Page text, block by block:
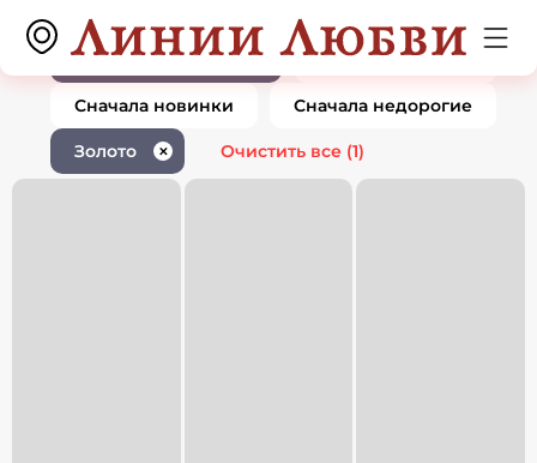
Ювелирные изделия золото0 товаров
1
По популярности Сначала дорогие
Сначала новинки Сначала недорогие
Золото ✕ Очистить все (1)